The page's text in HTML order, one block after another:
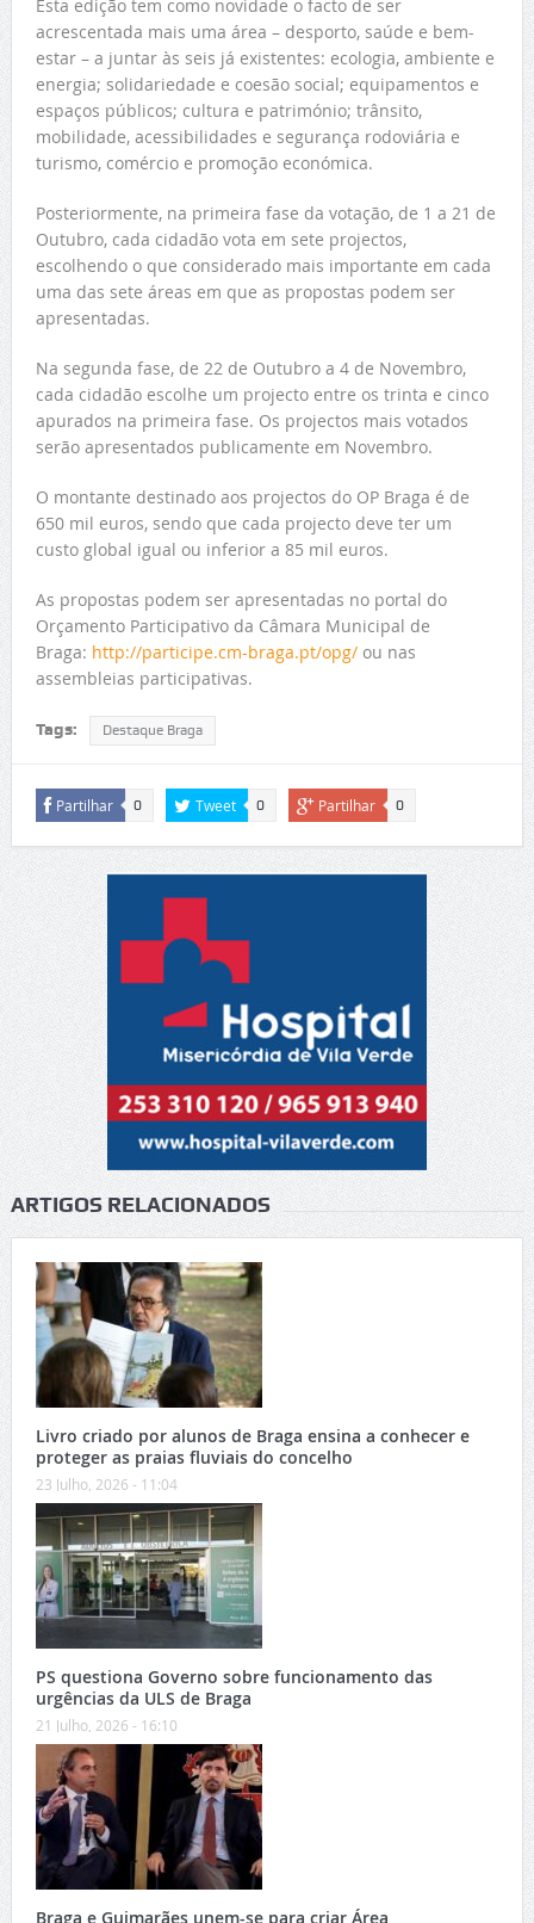
Esta edição tem como novidade o facto de ser
acrescentada mais uma área – desporto, saúde e bem-
estar – a juntar às seis já existentes: ecologia, ambiente e
energia; solidariedade e coesão social; equipamentos e
espaços públicos; cultura e património; trânsito,
mobilidade, acessibilidades e segurança rodoviária e
turismo, comércio e promoção económica.
Posteriormente, na primeira fase da votação, de 1 a 21 de
Outubro, cada cidadão vota em sete projectos,
escolhendo o que considerado mais importante em cada
uma das sete áreas em que as propostas podem ser
apresentadas.
Na segunda fase, de 22 de Outubro a 4 de Novembro,
cada cidadão escolhe um projecto entre os trinta e cinco
apurados na primeira fase. Os projectos mais votados
serão apresentados publicamente em Novembro.
O montante destinado aos projectos do OP Braga é de
650 mil euros, sendo que cada projecto deve ter um
custo global igual ou inferior a 85 mil euros.
As propostas podem ser apresentadas no portal do
Orçamento Participativo da Câmara Municipal de
Braga: http://participe.cm-braga.pt/opg/ou nas
assembleias participativas.
Tags: Destaque Braga
Partilhar 0 Tweet 0 Partilhar 0
ARTIGOS RELACIONADOS
Livro criado por alunos de Braga ensina a conhecer e
proteger as praias fluviais do concelho
23 Julho, 2026 - 11:04
PS questiona Governo sobre funcionamento das
urgências da ULS de Braga
21 Julho, 2026 - 16:10
Braga e Guimarães unem-se para criar Área